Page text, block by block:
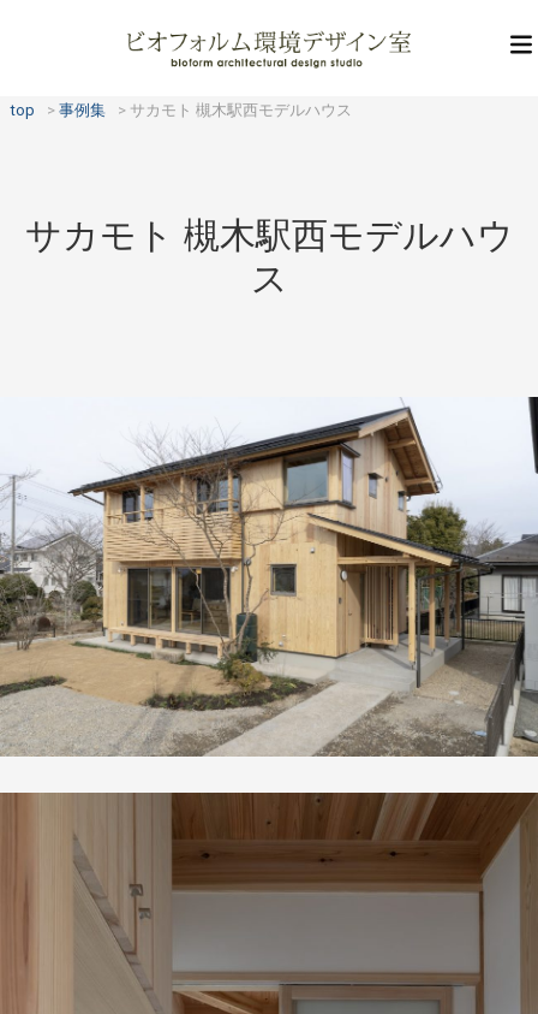
top 事例集 サカモト 槻木駅西モデルハウス
サカモト 槻木駅西モデルハウ
ス